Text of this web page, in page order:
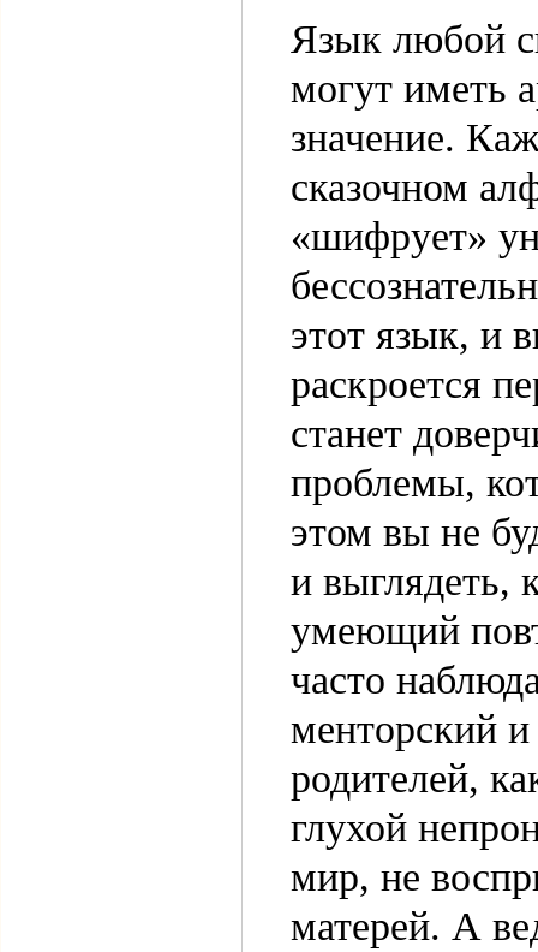
Язык любой
могут иметь
значение.
сказочном
«шифрует»
этот язык, и
раскроется
станет
проблемы,
этом вы не
и выглядеть,
умеющий
часто
менторский
родителей,
глухой
мир, не
матерей. А